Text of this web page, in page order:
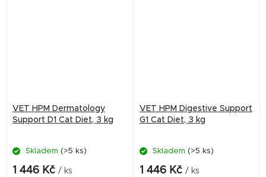
VET HPM Dermatology
Support D1 Cat Diet, 3 kg
Skladem (>5 ks)
1 446 Kč / ks
VET HPM Digestive Support
G1 Cat Diet, 3 kg
Skladem (>5 ks)
1 446 Kč / ks